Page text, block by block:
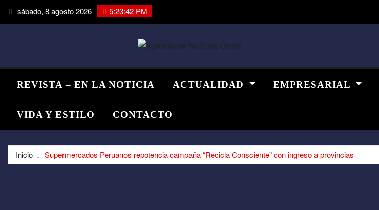
Saltar sábado, 8 agosto 2026 5:23:43 PM
REVISTA – EN LA NOTICIA ACTUALIDAD EMPRESARIAL
VIDA Y ESTILO CONTACTO
Inicio Supermercados Peruanos repotencia campaña “Recicla Consciente” con ingreso a provincias